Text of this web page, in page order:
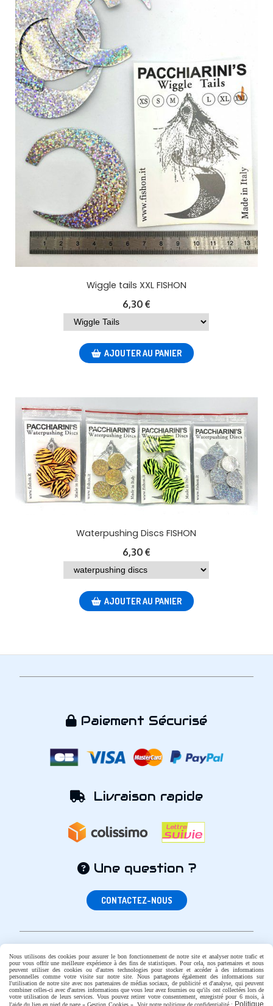
Wiggle tails XXL FISHON
6,30 €
AJOUTER AU PANIER
Waterpushing Discs FISHON
6,30 €
AJOUTER AU PANIER
 Paiement Sécurisé
 Livraison rapide
Une question ?
CONTACTEZ-NOUS
Facebook est désactivé. Autoriser
Mentions Légales
Conditions générales de vente
Politique de confidentialité
Gestion cookies
Nous utilisons des cookies pour assurer le bon fonctionnement de notre site et analyser notre trafic et
pour vous offrir une meilleure expérience à des fins de statistiques. Pour cela, nos partenaires et nous
peuvent utiliser des cookies ou d'autres technologies pour stocker et accéder à des informations
personnelles comme votre visite sur notre site. Nous partageons également des informations sur
l'utilisation de notre site avec nos partenaires de médias sociaux, de publicité et d'analyse, qui peuvent
combiner celles-ci avec d'autres informations que vous leur avez fournies ou qu'ils ont collectées lors de
votre utilisation de leurs services. Vous pouvez retirer votre consentement, enregistré pour 6 mois, à
l'aide du lien en pied de page « Gestion Cookies ». Voir notre politique de confidentialité : Politique